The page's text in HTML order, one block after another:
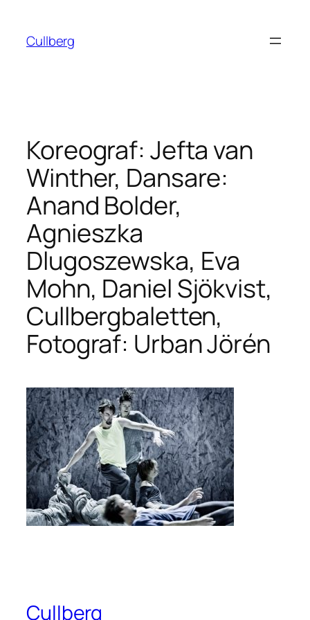
innehåll
Cullberg
Koreograf: Jefta van
Winther, Dansare:
Anand Bolder,
Agnieszka
Dlugoszewska, Eva
Mohn, Daniel Sjökvist,
Cullbergbaletten,
Fotograf: Urban Jörén
Cullberg